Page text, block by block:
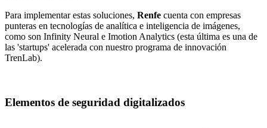
Para implementar estas soluciones, Renfe cuenta con empresas
punteras en tecnologías de analítica e inteligencia de imágenes,
como son Infinity Neural e Imotion Analytics (esta última es una de
las 'startups' acelerada con nuestro programa de innovación
TrenLab).
Elementos de seguridad digitalizados